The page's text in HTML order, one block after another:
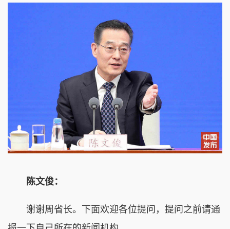
陈文俊：
谢谢周省长。下面欢迎各位提问，提问之前请通